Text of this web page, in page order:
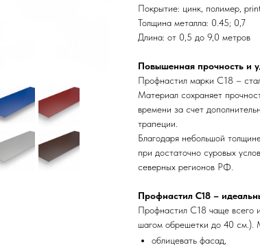
Покрытие: цинк, полимер,
Толщина металла: 0.45; 0,7
Длина: от 0,5 до 9,0 метров
Повышенная прочность и
Профнастил марки С18 –
Материал сохраняет
времени за счет
трапеции.
Благодаря небольшой
при достаточно суровых
северных регионов РФ.
Профнастил С18 –
Профнастил С18 чаще всего
шагом обрешетки до 40 см.).
облицевать фасад,